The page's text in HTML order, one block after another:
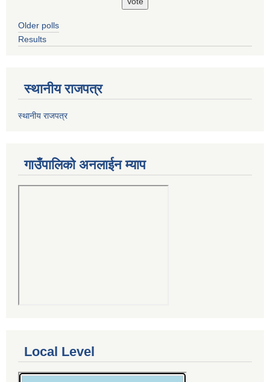
Older polls
Results
स्थानीय राजपत्र
स्थानीय राजपत्र
गाउँपालिको अनलाईन म्याप
Local Level